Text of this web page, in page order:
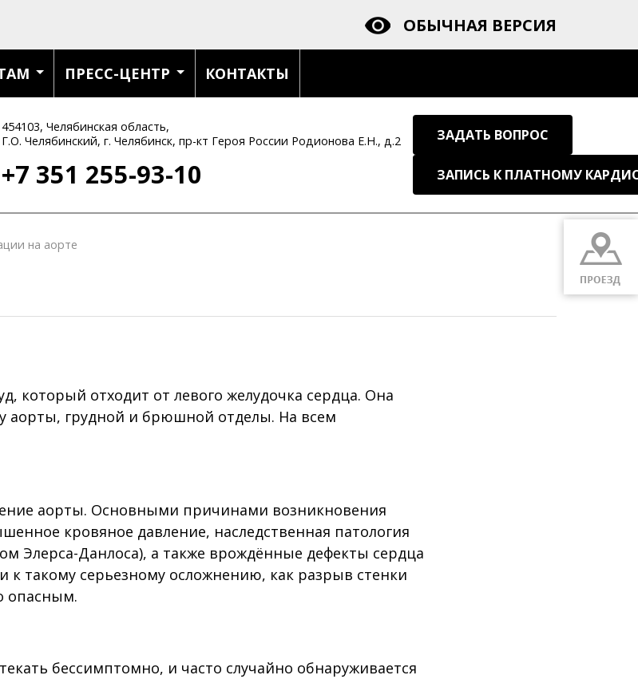
ОБЫЧНАЯ ВЕРСИЯ
ПРЕСС-ЦЕНТР КОНТАКТЫ
454103, Челябинская область,
Г.О. Челябинский, г. Челябинск, пр-кт Героя России Родионова Е.Н., д.2
+7 351 255-93-10
ЗАДАТЬ ВОПРОС
ЗАПИСЬ К ПЛАТНОМУ
на аорте
который отходит от левого желудочка сердца. Она
аорты, грудной и брюшной отделы. На всем
аорты. Основными причинами возникновения
кровяное давление, наследственная патология
Элерса-Данлоса), а также врождённые дефекты сердца
к такому серьезному осложнению, как разрыв стенки
опасным.
бессимптомно, и часто случайно обнаруживается